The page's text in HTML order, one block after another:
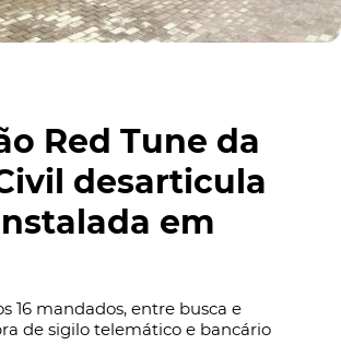
Red Tune da
desarticula
em
16 mandados, entre busca e
de sigilo telemático e bancário